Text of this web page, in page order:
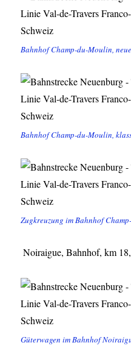
Bahnhof Champ-du-Moulin,
Bahnhof Champ-du-Moulin,
Zugkreuzung im Bahnhof
Noiraigue, Bahnhof, km
Güterwagen im Bahnhof